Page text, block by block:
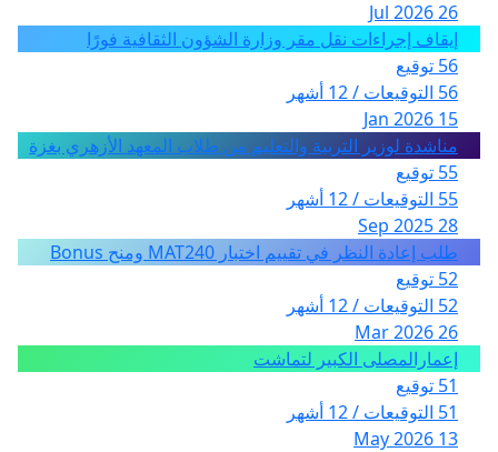
26 Jul 2026
إيقاف إجراءات نقل مقر وزارة الشؤون الثقافية فورًا
56 توقيع
56 التوقيعات / 12 أشهر
15 Jan 2026
مناشدة لوزير التربية والتعليم من طلاب المعهد الأزهري بغزة
55 توقيع
55 التوقيعات / 12 أشهر
28 Sep 2025
طلب إعادة النظر في تقييم اختبار MAT240 ومنح Bonus
52 توقيع
52 التوقيعات / 12 أشهر
26 Mar 2026
إعمارالمصلى الكبير لتماشت
51 توقيع
51 التوقيعات / 12 أشهر
13 May 2026